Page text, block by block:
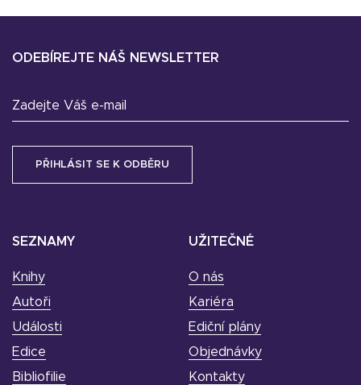
SEZNAMY
Knihy
Autoři
Události
Edice
Bibliofilie
UŽITEČNÉ
O nás
Kariéra
Ediční plány
Objednávky
Kontakty
ODEBÍREJTE NÁŠ NEWSLETTER
Zadejte Váš e-mail